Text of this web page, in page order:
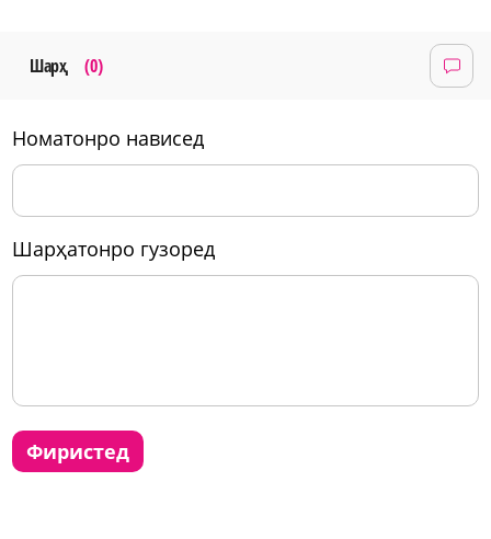
Шарҳ (0)
номатонро нависед
шарҳатонро гузоред
фиристед